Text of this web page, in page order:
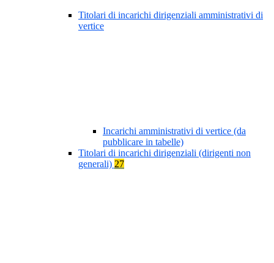
Titolari di incarichi dirigenziali amministrativi di
vertice
Incarichi amministrativi di vertice (da
pubblicare in tabelle)
Titolari di incarichi dirigenziali (dirigenti non
generali) 27